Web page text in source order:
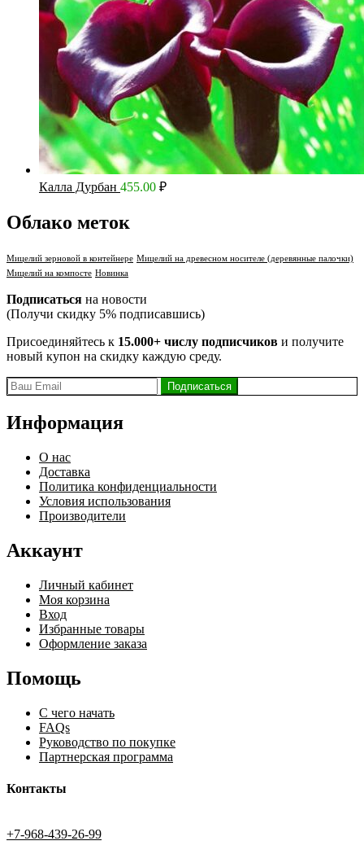
Калла Дурбан 455.00 ₽
Облако меток
Мицелий зерновой в контейнере Мицелий на древесном носителе (деревянные палочки)
Мицелий на компосте Новинка
Подписаться на новости
(Получи скидку 5% подписавшись)
Присоединяйтесь к 15.000+ числу подписчиков и получите
новый купон на скидку каждую среду.
Информация
О нас
Доставка
Политика конфиденциальности
Условия использования
Производители
Аккаунт
Личный кабинет
Моя корзина
Вход
Избранные товары
Оформление заказа
Помощь
С чего начать
FAQs
Руководство по покупке
Партнерская программа
Контакты
+7-968-439-26-99